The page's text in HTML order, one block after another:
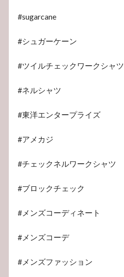
#sugarcane
#シュガーケーン
#ツイルチェックワークシャツ
#ネルシャツ
#東洋エンタープライズ
#アメカジ
#チェックネルワークシャツ
#ブロックチェック
#メンズコーディネート
#メンズコーデ
#メンズファッション